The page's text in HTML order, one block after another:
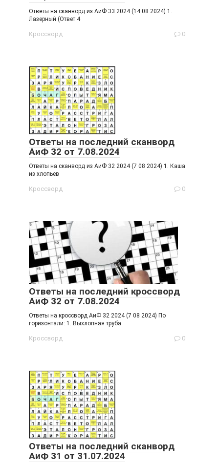
Ответы на сканворд из АиФ 33 2024 (14 08 2024) 1.
Лазерный (Ответ 4
Кроссворд 0
Ответы на последний сканворд
АиФ 32 от 7.08.2024
Ответы на сканворд из АиФ 32 2024 (7 08 2024) 1. Каша
из хлопьев
Кроссворд 0
Ответы на последний кроссворд
АиФ 32 от 7.08.2024
Ответы на кроссворд АиФ 32 2024 (7 08 2024) По
горизонтали: 1. Выхлопная труба
Кроссворд 0
Ответы на последний сканворд
АиФ 31 от 31.07.2024